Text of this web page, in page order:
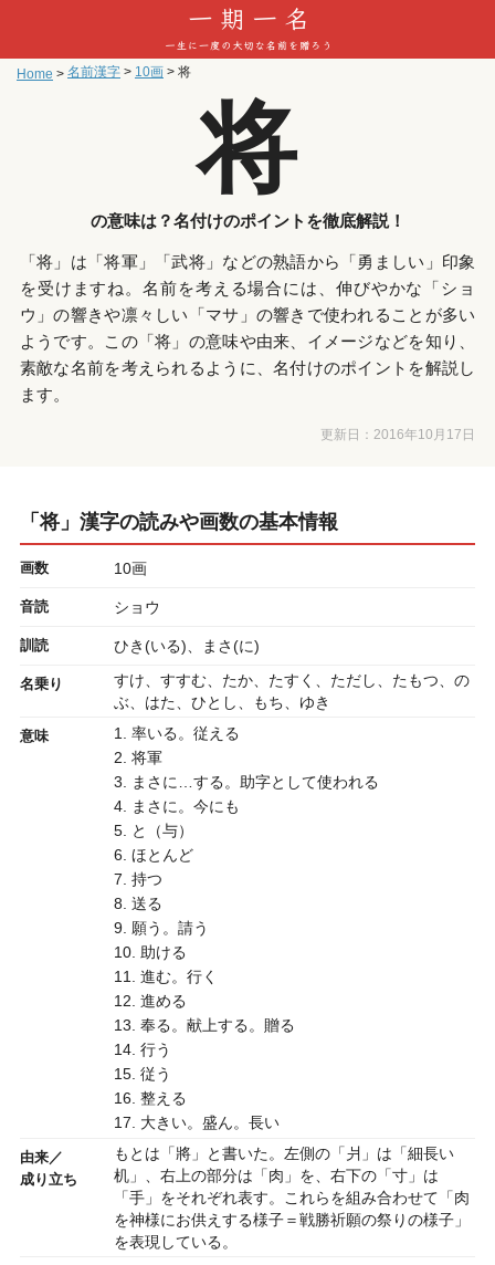
Home > 名前漢字 > 10画 > 将
将
の意味は？名付けのポイントを徹底解説！
「将」は「将軍」「武将」などの熟語から「勇ましい」印象
を受けますね。名前を考える場合には、伸びやかな「ショ
ウ」の響きや凛々しい「マサ」の響きで使われることが多い
ようです。この「将」の意味や由来、イメージなどを知り、
素敵な名前を考えられるように、名付けのポイントを解説し
ます。
更新日： 2016年10月17日
「将」漢字の読みや画数の基本情報
画数 10画
音読 ショウ
訓読 ひき(いる)、まさ(に)
名乗り
すけ、すすむ、たか、たすく、ただし、たもつ、の
ぶ、はた、ひとし、もち、ゆき
意味
1. 率いる。従える
2. 将軍
3. まさに…する。助字として使われる
4. まさに。今にも
5. と（与）
6. ほとんど
7. 持つ
8. 送る
9. 願う。請う
10. 助ける
11. 進む。行く
12. 進める
13. 奉る。献上する。贈る
14. 行う
15. 従う
16. 整える
17. 大きい。盛ん。長い
由来／
成り立ち
もとは「將」と書いた。左側の「爿」は「細長い
机」、右上の部分は「肉」を、右下の「寸」は
「手」をそれぞれ表す。これらを組み合わせて「肉
を神様にお供えする様子＝戦勝祈願の祭りの様子」
を表現している。